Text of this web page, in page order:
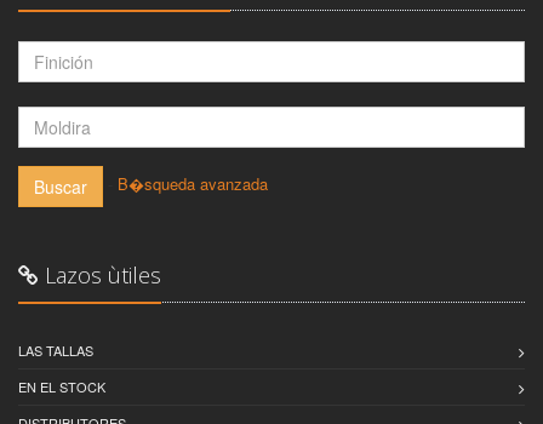
Buscar B�squeda avanzada
Lazos ùtiles
LAS TALLAS
EN EL STOCK